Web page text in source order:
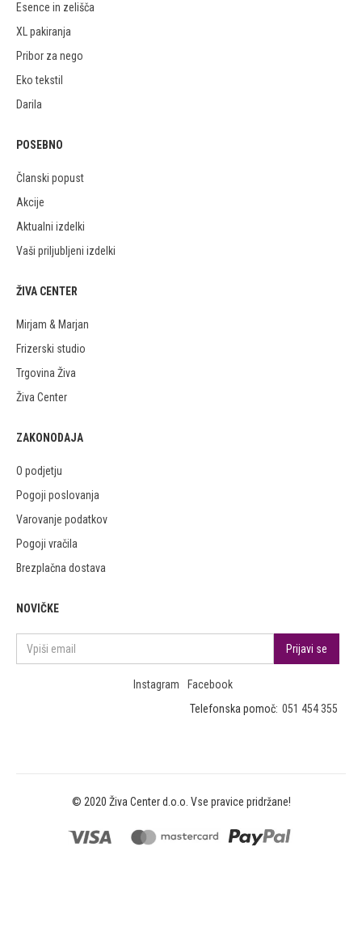
Esence in zelišča
XL pakiranja
Pribor za nego
Eko tekstil
Darila
POSEBNO
Članski popust
Akcije
Aktualni izdelki
Vaši priljubljeni izdelki
ŽIVA CENTER
Mirjam & Marjan
Frizerski studio
Trgovina Živa
Živa Center
ZAKONODAJA
O podjetju
Pogoji poslovanja
Varovanje podatkov
Pogoji vračila
Brezplačna dostava
NOVIČKE
Instagram
Facebook
Telefonska pomoč: 051 454 355
© 2020 Živa Center d.o.o. Vse pravice pridržane!